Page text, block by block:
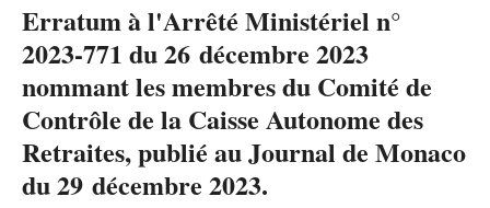
Erratum à l'Arrêté Ministériel n°
2023-771 du 26 décembre 2023
nommant les membres du Comité de
Contrôle de la Caisse Autonome des
Retraites, publié au Journal de Monaco
du 29 décembre 2023.